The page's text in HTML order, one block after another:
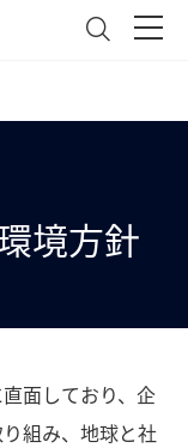
境方針
面しており、企
組み、地球と社